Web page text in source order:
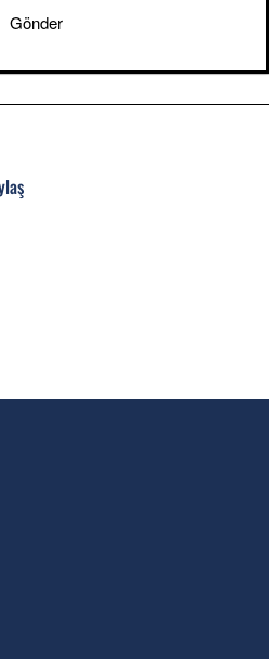
Gönder